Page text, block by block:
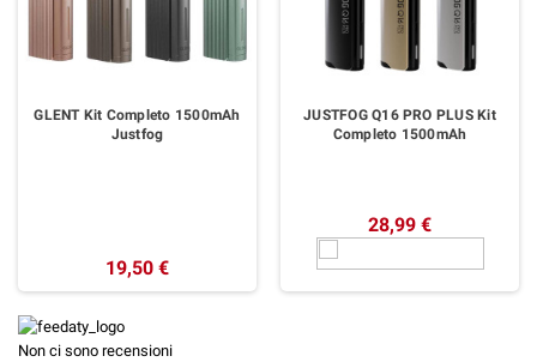
GLENT Kit Completo 1500mAh
Justfog
19,50 €
JUSTFOG Q16 PRO PLUS Kit
Completo 1500mAh
28,99 €
Non ci sono recensioni